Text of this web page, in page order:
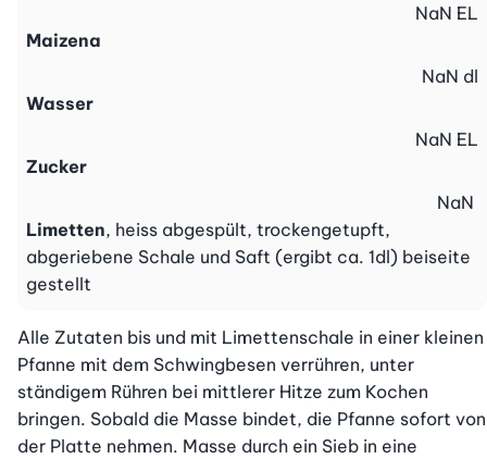
Maizena
NaN EL
Wasser
NaN dl
Zucker
NaN EL
Limetten, heiss abgespült, trockengetupft,
abgeriebene Schale und Saft (ergibt ca. 1dl) beiseite
gestellt
NaN
Alle Zutaten bis und mit Limettenschale in einer kleinen
Pfanne mit dem Schwingbesen verrühren, unter
ständigem Rühren bei mittlerer Hitze zum Kochen
bringen. Sobald die Masse bindet, die Pfanne sofort von
der Platte nehmen. Masse durch ein Sieb in eine